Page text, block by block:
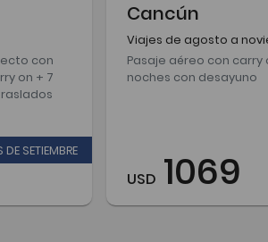
con
on + 7
SETIEMBRE
Cancún
Viajes de agosto a
Pasaje aéreo con carry
noches con desayuno
USD 1069